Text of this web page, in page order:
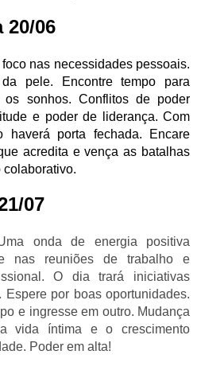
20/06
nas necessidades pessoais.
pele. Encontre tempo para
os sonhos. Conflitos de poder
e poder de liderança. Com
haverá porta fechada. Encare
acredita e vença as batalhas
colaborativo.
07
onda de energia positiva
nas reuniões de trabalho e
O dia trará iniciativas
Espere por boas oportunidades.
e ingresse em outro. Mudança
vida íntima e o crescimento
Poder em alta!